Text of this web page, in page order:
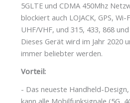
5GLTE und CDMA 450Mhz
blockiert auch LOJACK, GPS,
UHF/VHF, und 315, 433, 868
Dieses Gerät wird im Jahr 2020
immer beliebter werden.
Vorteil:
- Das neueste Handheld-
kann alle Mobilfunksignale (5G,